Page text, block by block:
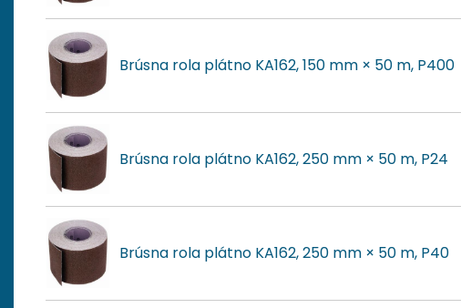
Brúsna rola plátno KA162, 150 mm × 50 m, P400
Brúsna rola plátno KA162, 250 mm × 50 m, P24
Brúsna rola plátno KA162, 250 mm × 50 m, P40